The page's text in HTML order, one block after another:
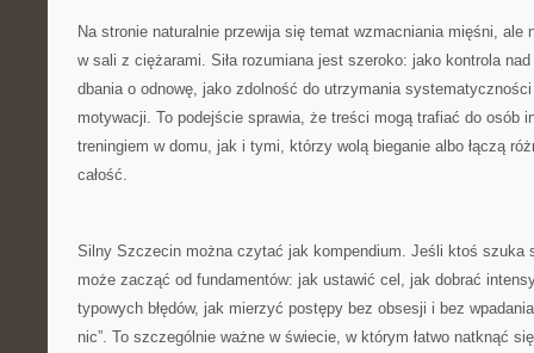
Na stronie naturalnie przewija się temat wzmacniania mięśni, ale
w sali z ciężarami. Siła rozumiana jest szeroko: jako kontrola
dbania o odnowę, jako zdolność do utrzymania
motywacji. To podejście sprawia, że treści mogą trafiać do osób
treningiem w domu, jak i tymi, którzy wolą bieganie albo łączą
całość.
Silny Szczecin można czytać jak kompendium. Jeśli ktoś szuka
może zacząć od fundamentów: jak ustawić cel, jak dobrać
typowych błędów, jak mierzyć postępy bez obsesji i bez
nic”. To szczególnie ważne w świecie, w którym łatwo natknąć